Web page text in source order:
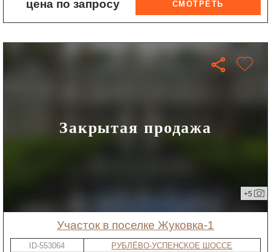
цена по запросу
Закрытая продажа
+5
участок в поселке Жуковка-1
ID-553064
РУБЛЁВО-УСПЕНСКОЕ ШОССЕ